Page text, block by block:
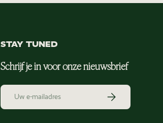
STAY TUNED
Schrijf je in voor onze nieuwsbrief
E-mailadres Abonneer